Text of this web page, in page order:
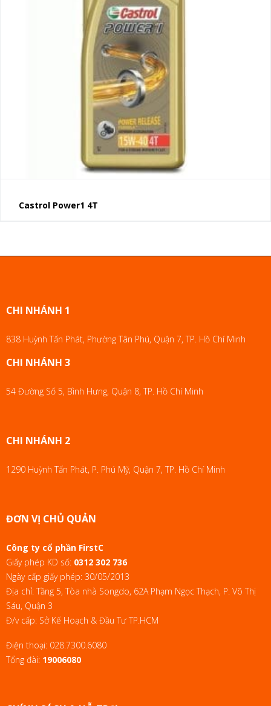
Castrol Power1 4T
CHI NHÁNH 1
838 Huỳnh Tấn Phát, Phường Tân Phú, Quận 7, TP. Hồ Chí Minh
CHI NHÁNH 3
54 Đường Số 5, Bình Hưng, Quận 8, TP. Hồ Chí Minh
CHI NHÁNH 2
1290 Huỳnh Tấn Phát, P. Phú Mỹ, Quận 7, TP. Hồ Chí Minh
ĐƠN VỊ CHỦ QUẢN
Công ty cổ phần FirstC
Giấy phép KD số: 0312 302 736
Ngày cấp giấy phép: 30/05/2013
Địa chỉ: Tầng 5, Tòa nhà Songdo, 62A Phạm Ngọc Thạch, P. Võ Thị
Sáu, Quận 3
Đ/v cấp: Sở Kế Hoạch & Đầu Tư TP.HCM
Điện thoại: 028.7300.6080
Tổng đài: 19006080